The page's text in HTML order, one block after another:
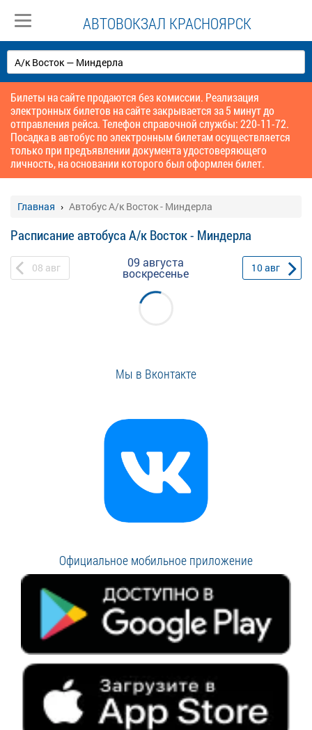
АВТОВОКЗАЛ КРАСНОЯРСК
Билеты на сайте продаются без комиссии. Реализация
электронных билетов на сайте закрывается за 5 минут до
отправления рейса. Телефон справочной службы: 220-11-72.
Посадка в автобус по электронным билетам осуществляется
только при предъявлении документа удостоверяющего
личность, на основании которого был оформлен билет.
Главная Автобус А/к Восток - Миндерла
Расписание автобуса А/к Восток - Миндерла
08 авг 09 августа
воскресенье 10авг
Мы в Вконтакте
Официальное мобильное приложение